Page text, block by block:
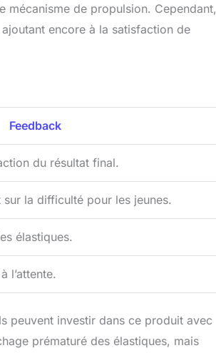
mécanisme de propulsion. Cependant,
encore à la satisfaction de
Feedback
du résultat final.
la difficulté pour les jeunes.
élastiques.
l’attente.
peuvent investir dans ce produit avec
prématuré des élastiques, mais